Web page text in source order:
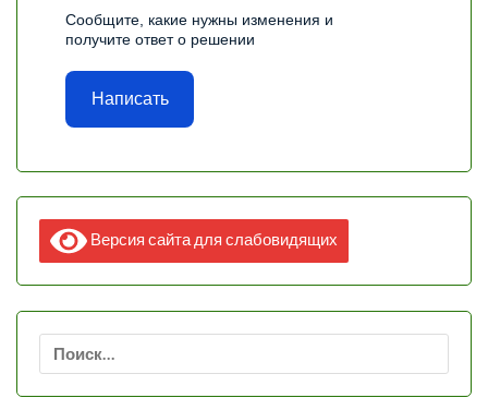
Сообщите, какие нужны изменения и
получите ответ о решении
Написать
Версия сайта для слабовидящих